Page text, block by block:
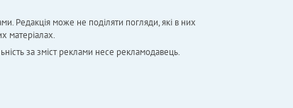
Редакція може не поділяти погляди, які в них
матеріалах.
за зміст реклами несе рекламодавець.